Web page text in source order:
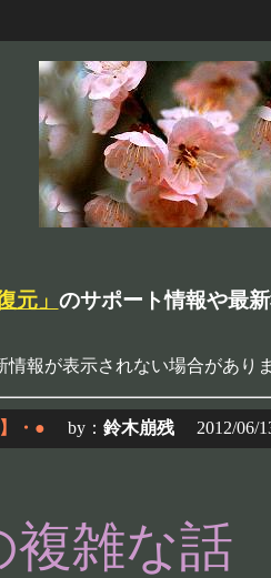
元」 のサポート情報や最
報が表示されない場合があり
・● by： 鈴木崩残 2012/06/
複雑な話